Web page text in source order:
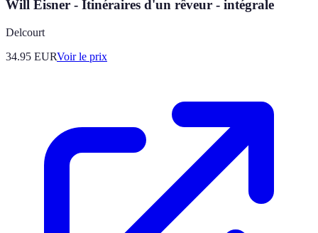
Will Eisner - Itinéraires d'un rêveur - intégrale
Delcourt
34.95 EURVoir le prix